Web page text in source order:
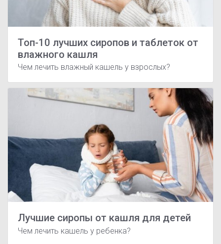
Топ-10 лучших сиропов и таблеток от
влажного кашля
Чем лечить влажный кашель у взрослых?
Лучшие сиропы от кашля для детей
Чем лечить кашель у ребенка?